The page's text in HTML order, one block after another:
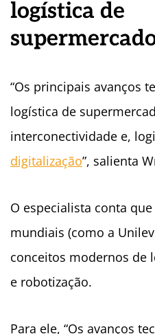
logística de
“Os principais avanços
logística de
interconectividade e,
digitalização”, salienta
O especialista conta
mundiais (como a
conceitos modernos de
e robotização.
Para ele, “Os avanços